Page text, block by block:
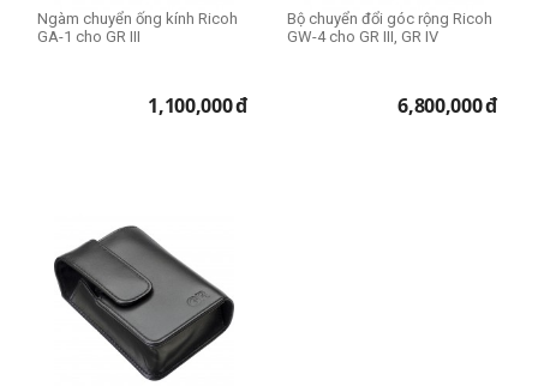
Ngàm chuyển ống kính Ricoh
GA-1 cho GR III
1,100,000đ
Bộ chuyển đổi góc rộng Ricoh
GW-4 cho GR III, GR IV
6,800,000đ